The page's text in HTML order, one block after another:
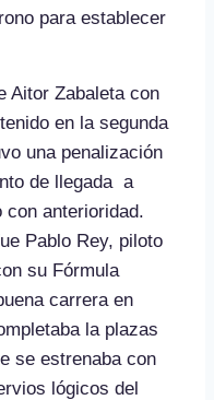
para establecer
Aitor Zabaleta con
en la segunda
una penalización
de llegada a
con anterioridad.
Pablo Rey, piloto
su Fórmula
carrera en
la plazas
se estrenaba con
lógicos del